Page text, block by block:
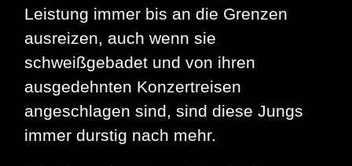
Leistung immer bis an die Grenzen
ausreizen, auch wenn sie
schweißgebadet und von ihren
ausgedehnten Konzertreisen
angeschlagen sind, sind diese Jungs
immer durstig nach mehr.